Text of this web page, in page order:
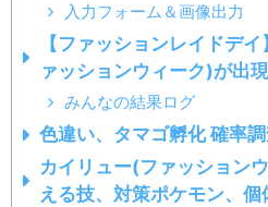
入力フォーム＆画像出力
【ファッションレイドデ
ァッションウィーク)が出
みんなの結果ログ
色違い、タマゴ孵化 確率
カイリュー(ファッション
える技、対策ポケモン、個